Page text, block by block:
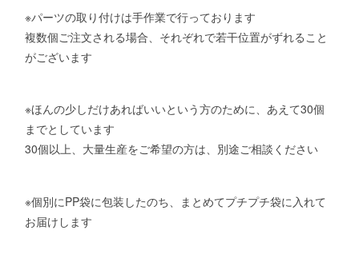
※パーツの取り付けは手作業で行っております
複数個ご注文される場合、それぞれで若干位置がずれること
がございます
※ほんの少しだけあればいいという方のために、あえて30個
までとしています
30個以上、大量生産をご希望の方は、別途ご相談ください
※個別にPP袋に包装したのち、まとめてプチプチ袋に入れて
お届けします